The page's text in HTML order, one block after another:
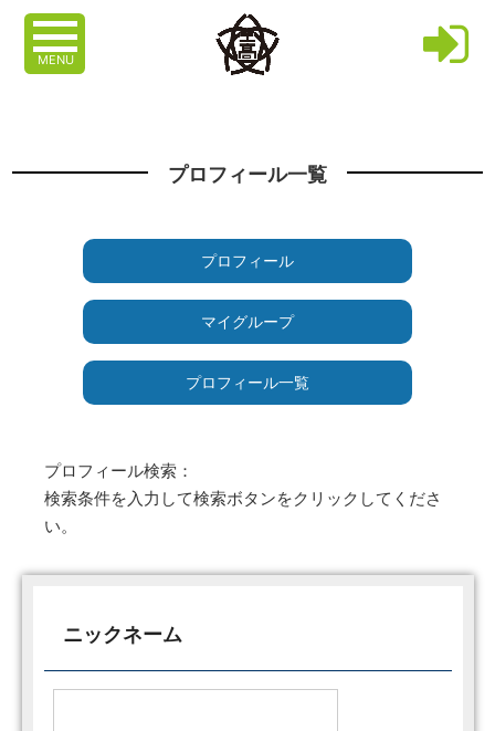
MENU
プロフィール一覧
プロフィール
マイグループ
プロフィール一覧
プロフィール検索：
検索条件を入力して検索ボタンをクリックしてくださ
い。
ニックネーム